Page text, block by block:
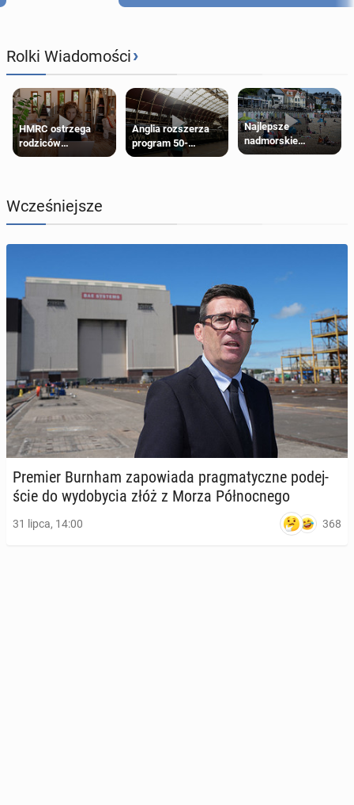
Rolki Wiadomości›
HMRC ostrzega
rodziców
pobierających Child
zwrotu zasiłku
Anglia rozszerza
program 50-
procentowych
Najlepsze
nadmorskie
miasteczko blisko
Wcześniejsze
Premier Burnham za­po­wia­da prag­ma­tycz­ne po­dej­
ście do wy­do­by­cia złóż z Morza Pół­noc­ne­go
31 lipca, 14:00 368